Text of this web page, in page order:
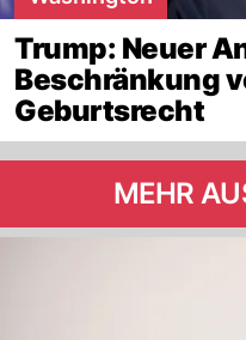
Trump: Neuer
Beschränkung
Geburtsrecht
MEHR